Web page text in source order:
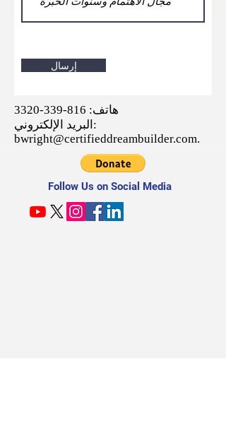
إرسال
هاتف: 816-339-3320
البريد الإلكتروني:
bwright@certifieddreambuilder.com.
Follow Us on Social Media